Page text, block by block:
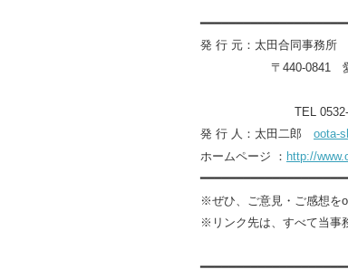
発 行 元：太田合同事務所
〒 440-0841
TEL
発 行 人：太田二郎 oota-
ホームページ ： http://
※ぜひ、ご意見・ご感想を
※リンク先は、すべて当事